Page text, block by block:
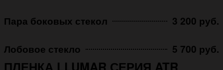
Пара боковых стекол 3 200 руб.
Лобовое стекло 5 700 руб.
ПЛЕНКА LLUMAR СЕРИЯ ATR